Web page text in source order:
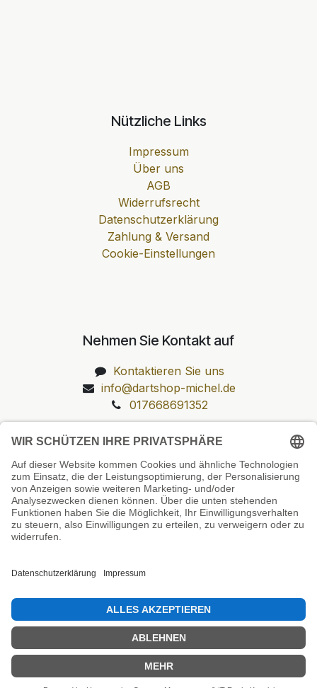
Nützliche Links
Impressum
Über uns
AGB
Widerrufsrecht
Datenschutzerklärung
Zahlung & Versand
Cookie-Einstellungen
Nehmen Sie Kontakt auf
Kontaktieren Sie uns
info@dartshop-michel.de
017668691352
Unsere Prüfsiegel